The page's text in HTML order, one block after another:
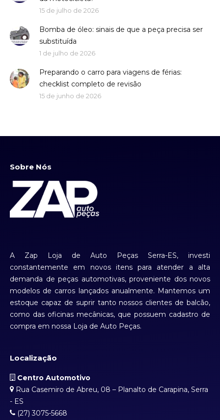
15 de julho de 2026
Bomba de óleo: sinais de que a peça precisa ser
substituída
1 de julho de 2026
Preparando o carro para viagens de férias:
checklist completo de revisão
15 de junho de 2026
Sobre Nós
A Zap Loja de Auto Peças Serra-ES, investi
constantemente em novos itens para atender a alta
demanda de peças automotivas, proveniente dos novos
modelos de carros lançados anualmente. Mantemos um
estoque capaz de suprir tanto nossos clientes de balcão,
como das oficinas mecânicas, que possuem cadastro de
compra em nossa Loja de Auto Peças.
Localização
Centro Automotivo
Rua Casemiro de Abreu, 08 – Planalto de Carapina, Serra
- ES
(27) 3075-5668